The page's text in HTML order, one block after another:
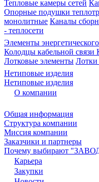
Тепловые камеры сетей
Опорные подушки
монолитные Каналы
- теплосети
Элементы
Колодцы кабельной
Лотковые элементы
Нетиповые изделия
Нетиповые изделия
О компании
Общая информация
Структура компании
Миссия компании
Заказчики и партнеры
Почему выбирают
Карьера
Закупки